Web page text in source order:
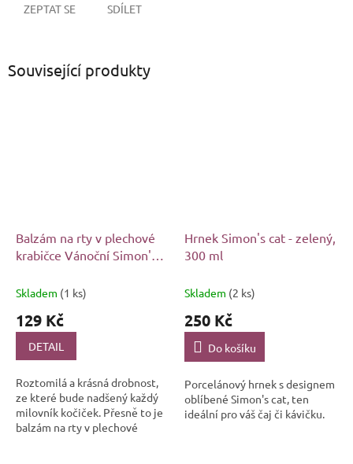
ZEPTAT SE SDÍLET
Související produkty
Balzám na rty v plechové
krabičce Vánoční Simon's
Skladem (1 ks)
129 Kč
DETAIL
Roztomilá a krásná drobnost,
ze které bude nadšený každý
milovník kočiček. Přesně to je
balzám na rty v plechové
Hrnek Simon's cat - zelený,
300 ml
Skladem (2 ks)
250 Kč
Do košíku
Porcelánový hrnek s designem
oblíbené Simon's cat, ten
ideální pro váš čaj či kávičku.